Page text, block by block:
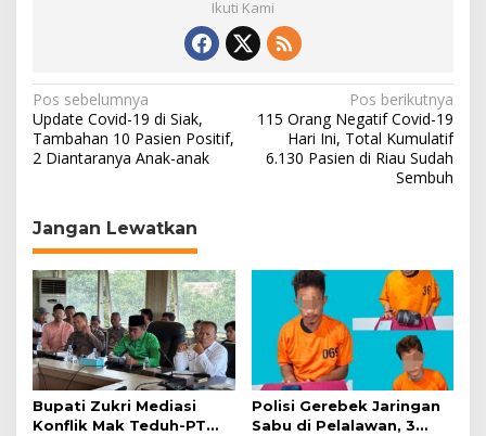
Ikuti Kami
N
a
v
g
a
s
i
p
o
s
Pos sebelumnya
Update Covid-19 di Siak,
Tambahan 10 Pasien Positif,
2 Diantaranya Anak-anak
Pos berikutnya
115 Orang Negatif Covid-19
Hari Ini, Total Kumulatif
6.130 Pasien di Riau Sudah
Sembuh
Jangan Lewatkan
Bupati Zukri Mediasi
Konflik Mak Teduh-PT
Polisi Gerebek Jaringan
Sabu di Pelalawan, 3